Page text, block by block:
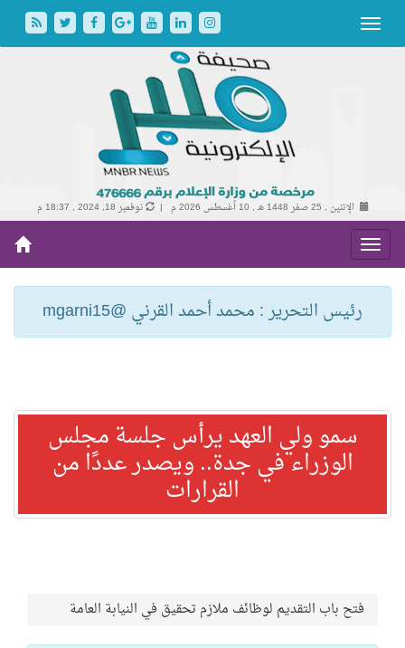
الإثنين , 25 صفر 1448 هـ , 10 أغسطس 2026 م | نوفمبر 18, 2024 , 18:37 م
رئيس التحرير : محمد أحمد القرني @mgarni15
سمو ولي العهد يرأس جلسة مجلس
الوزراء في جدة.. ويصدر عددًا من
القرارات
فتح باب التقديم لوظائف ملازم تحقيق في النيابة العامة